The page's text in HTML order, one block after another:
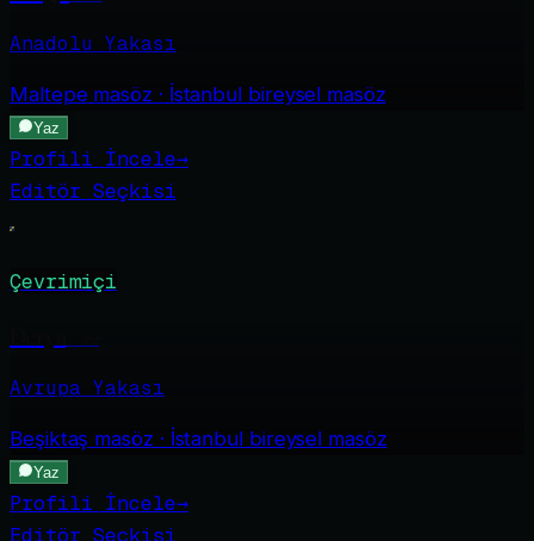
Anadolu Yakası
Maltepemasöz · İstanbul bireysel masöz
Yaz
Profili İncele→
Editör Seçkisi
Çevrimiçi
Avrupa Yakası
Beşiktaş masöz · İstanbul bireysel masöz
Yaz
Profili İncele→
Editör Seçkisi